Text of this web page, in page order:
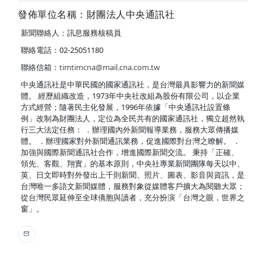
發佈單位名稱：財團法人中央通訊社
新聞聯絡人：訊息服務核稿員
聯絡電話：02-25051180
聯絡信箱： timtimcna@mail.cna.com.tw
中央通訊社是中華民國的國家通訊社，是台灣最具影響力的新聞媒
體。 經歷組織改造，1973年中央社改組為股份有限公司，以企業
方式經營；隨著民主化發展，1996年依據「中央通訊社設置條
例」改制為財團法人，定位為全民共有的國家通訊社，獨立超然執
行三大法定任務： ．辦理國內外新聞報導業務，服務大眾傳播媒
體。 ．辦理國家對外新聞通訊業務，促進國際對台灣之瞭解。 ．
加強與國際新聞通訊社合作，增進國際新聞交流。 秉持「正確、
領先、客觀、翔實」的基本原則，中央社專業新聞團隊每天以中、
英、日文即時對外發出上千則新聞、照片、圖表、影音與資訊，是
台灣唯一多語文新聞媒體，服務對象從媒體客戶擴大為閱聽大眾；
從台灣民眾延伸至全球僑胞與讀者，充分扮演「台灣之眼，世界之
窗」。